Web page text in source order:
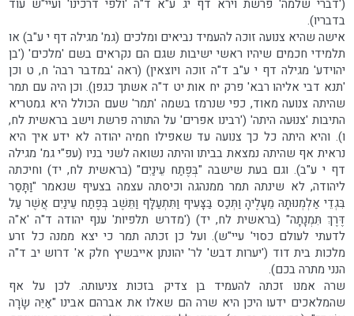
('דברי שלמה' פרשת וירא דף יג ע"א ד"ה 'ולפי דרכינו' ועיי"ש עוד
בדבריו).
אישה שהיא צנועה זוכה להעמיד נביאים ומלכים (גמ' מגילה דף י ע"ב) או
תלמידי חכמים שיהיו ראשי ישיבות שגם הם נקראים בשם 'מלכים' ('בן
יהוידע' מגילה דף י ע"ב ד"ה זוכה ויוצאין) (ראה 'במדבר רבה' ח, ט וכן
'תנא דבי אליהו רבא' פרק יח אות יט ד"ה אשתך כגפן). וכן היה עם תמר
שהיתה צנועה מאוד, כפי שנרמז בשמה 'תמר' שעם הכולל היא גמטריא
התיבות 'צנוּעה היתה' ('רבינו אפרים' על התורה פרשת וישב בראשית לח,
ו). והיא היתה כל כך צנועה עד שאפילו חמיה יהודה לא ידע איך היא
נראית אף שהיתה נמצאת בביתו והיתה נשואה לשני בניו (עפ"י גמ' מגילה
דף י ע"ב). וגם בעת שישבה "בְּפֶתַח עֵינַיִם" (בראשית לח, יד) וחיכתה
ליהודה, לא שינתה תמר ממנהגה וכיסתה עצמה בצעיף שנאמר "וַתָּסַר
בִּגְדֵי אַלְמְנוּתָהּ מֵעָלֶיהָ וַתְּכַס בַּצָּעִיף וַתִּתְעַלָּף וַתֵּשֶׁב בְּפֶתַח עֵינַיִם אֲשֶׁר עַל
דֶּרֶךְ תִּמְנָתָה" (בראשית לח, יד) ('מדרש תלפיות' ענף יהודה ד"ה 'א"ה
לדעתי לעולם כסוי' עיי"ש). ועל כן זכתה תמר כי יצא ממנה כל זרע
מלכות בית דוד ('יערות דבש' לר' יהונתן אייבשיץ חלק א' דרוש יב ד"ה
הנני מתרה בכם).
שרה אמנו זכתה להעמיד בן צדיק בזכות צניעותה. לכן על אף
שהמלאכים ידעו היכן היא שרה הם שאלו את אברהם אבינו "אַיֵּה שָׂרָה